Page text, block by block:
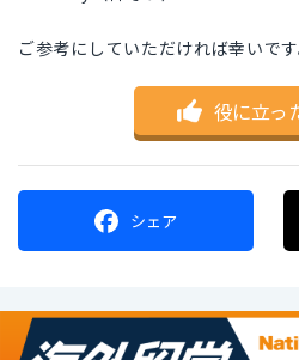
ご参考にしていただければ幸いです
役に立っ
シェア